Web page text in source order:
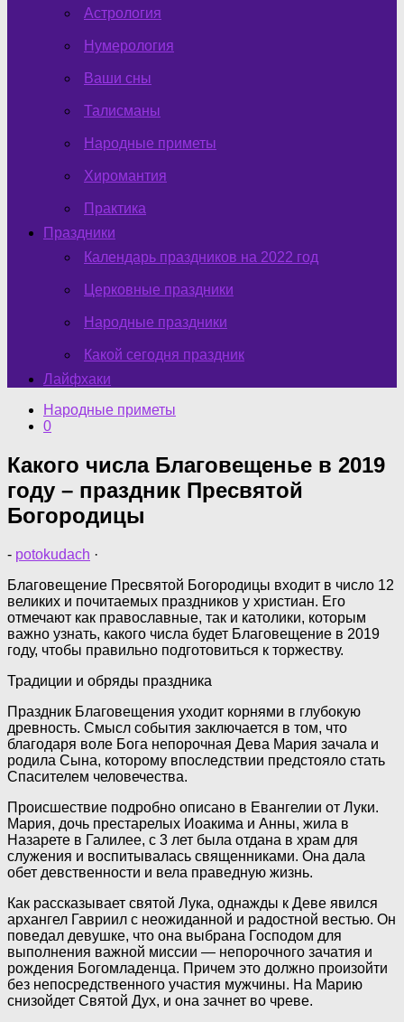
Астрология
Нумерология
Ваши сны
Талисманы
Народные приметы
Хиромантия
Практика
Праздники
Календарь праздников на 2022 год
Церковные праздники
Народные праздники
Какой сегодня праздник
Лайфхаки
Народные приметы
0
Какого числа Благовещенье в 2019
году – праздник Пресвятой
Богородицы
- potokudach ·
Благовещение Пресвятой Богородицы входит в число 12
великих и почитаемых праздников у христиан. Его
отмечают как православные, так и католики, которым
важно узнать, какого числа будет Благовещение в 2019
году, чтобы правильно подготовиться к торжеству.
Традиции и обряды праздника
Праздник Благовещения уходит корнями в глубокую
древность. Смысл события заключается в том, что
благодаря воле Бога непорочная Дева Мария зачала и
родила Сына, которому впоследствии предстояло стать
Спасителем человечества.
Происшествие подробно описано в Евангелии от Луки.
Мария, дочь престарелых Иоакима и Анны, жила в
Назарете в Галилее, с 3 лет была отдана в храм для
служения и воспитывалась священниками. Она дала
обет девственности и вела праведную жизнь.
Как рассказывает святой Лука, однажды к Деве явился
архангел Гавриил с неожиданной и радостной вестью. Он
поведал девушке, что она выбрана Господом для
выполнения важной миссии — непорочного зачатия и
рождения Богомладенца. Причем это должно произойти
без непосредственного участия мужчины. На Марию
снизойдет Святой Дух, и она зачнет во чреве.